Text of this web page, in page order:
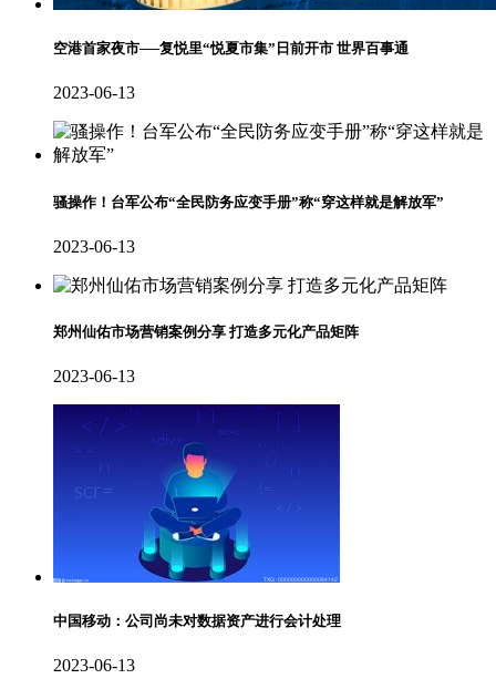
空港首家夜市──复悦里“悦夏市集”日前开市 世界百事通
2023-06-13
骚操作！台军公布“全民防务应变手册”称“穿这样就是解放军”
2023-06-13
郑州仙佑市场营销案例分享 打造多元化产品矩阵
2023-06-13
中国移动：公司尚未对数据资产进行会计处理
2023-06-13